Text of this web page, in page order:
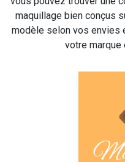
maquillage bien conçus
modèle selon vos envies
votre marque